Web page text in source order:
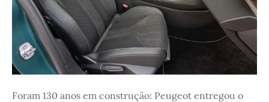
Foram 130 anos em construção: Peugeot entregou o